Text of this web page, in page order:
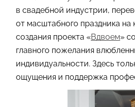
в свадебной индустрии,
от масштабного праздника на
создания проекта «Вдвоем»
главного пожелания
индивидуальности. Здесь
ощущения и поддержка